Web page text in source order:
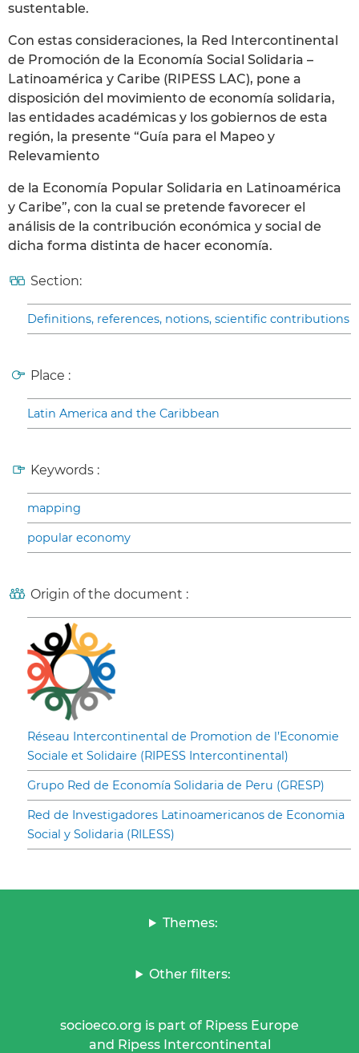
sustentable.
Con estas consideraciones, la Red Intercontinental
de Promoción de la Economía Social Solidaria –
Latinoamérica y Caribe (RIPESS LAC), pone a
disposición del movimiento de economía solidaria,
las entidades académicas y los gobiernos de esta
región, la presente “Guía para el Mapeo y
Relevamiento
de la Economía Popular Solidaria en Latinoamérica
y Caribe”, con la cual se pretende favorecer el
análisis de la contribución económica y social de
dicha forma distinta de hacer economía.
Section:
Definitions, references, notions, scientific contributions
Place :
Latin America and the Caribbean
Keywords :
mapping
popular economy
Origin of the document :
Réseau Intercontinental de Promotion de l’Economie
Sociale et Solidaire (RIPESS Intercontinental)
Grupo Red de Economía Solidaria de Peru (GRESP)
Red de Investigadores Latinoamericanos de Economia
Social y Solidaria (RILESS)
Themes:
Other filters:
socioeco.org is part of Ripess Europe
and Ripess Intercontinental